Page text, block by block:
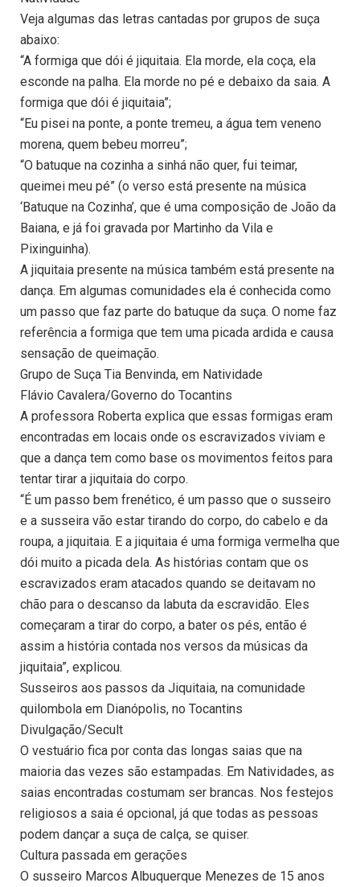
Veja algumas das letras cantadas por grupos de suça
abaixo:
“A formiga que dói é jiquitaia. Ela morde, ela coça, ela
esconde na palha. Ela morde no pé e debaixo da saia. A
formiga que dói é jiquitaia”;
“Eu pisei na ponte, a ponte tremeu, a água tem veneno
morena, quem bebeu morreu”;
“O batuque na cozinha a sinhá não quer, fui teimar,
queimei meu pé” (o verso está presente na música
‘Batuque na Cozinha’, que é uma composição de João da
Baiana, e já foi gravada por Martinho da Vila e
Pixinguinha).
A jiquitaia presente na música também está presente na
dança. Em algumas comunidades ela é conhecida como
um passo que faz parte do batuque da suça. O nome faz
referência a formiga que tem uma picada ardida e causa
sensação de queimação.
Grupo de Suça Tia Benvinda, em Natividade
Flávio Cavalera/Governo do Tocantins
A professora Roberta explica que essas formigas eram
encontradas em locais onde os escravizados viviam e
que a dança tem como base os movimentos feitos para
tentar tirar a jiquitaia do corpo.
“É um passo bem frenético, é um passo que o susseiro
e a susseira vão estar tirando do corpo, do cabelo e da
roupa, a jiquitaia. E a jiquitaia é uma formiga vermelha que
dói muito a picada dela. As histórias contam que os
escravizados eram atacados quando se deitavam no
chão para o descanso da labuta da escravidão. Eles
começaram a tirar do corpo, a bater os pés, então é
assim a história contada nos versos da músicas da
jiquitaia”, explicou.
Susseiros aos passos da Jiquitaia, na comunidade
quilombola em Dianópolis, no Tocantins
Divulgação/Secult
O vestuário fica por conta das longas saias que na
maioria das vezes são estampadas. Em Natividades, as
saias encontradas costumam ser brancas. Nos festejos
religiosos a saia é opcional, já que todas as pessoas
podem dançar a suça de calça, se quiser.
Cultura passada em gerações
O susseiro Marcos Albuquerque Menezes de 15 anos